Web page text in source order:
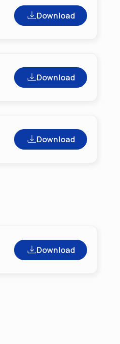
Download
Download
Download
Download